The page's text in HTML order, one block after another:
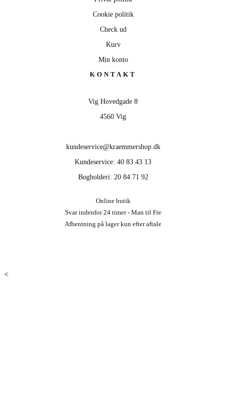
Cookie politik
Check ud
Kurv
Min konto
KONTAKT
Vig Hovedgade 8
4560 Vig
kundeservice@kraemmershop.dk
Kundeservice: 40 83 43 13
Bogholderi: 20 84 71 92
Online butik
Svar indenfor 24 timer - Man til Fre
Afhentning på lager kun efter aftale
<